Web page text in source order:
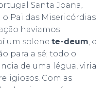
Santa Joana,
Pai das Misericórdias
havíamos
um solene te-deum, e
para a sé; todo o
de uma légua, viria
Com as